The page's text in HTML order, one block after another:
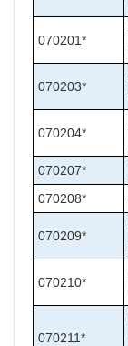
070201*
070203*
070204*
070207*
070208*
070209*
070210*
070211*